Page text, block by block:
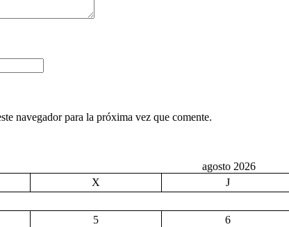
navegador para la próxima vez que comente.
agosto 2026
X J
5 6